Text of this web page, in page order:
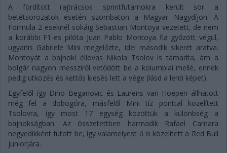
A fordított rajtrácsos sprintfutamokra került sor a
betétsorozatok esetén szombaton a Magyar Nagydíjon. A
Formula-2-eseknél sokáig Sebastian Montoya vezetett, de nem
a korábbi F1-es pilóta Juan Pablo Montoya fia győzött végül,
ugyanis Gabriele Mini megelőzte, idei második sikerét aratva.
Montoyát a bajnoki éllovas Nikola Tsolov is támadta, ám a
bolgár nagyon messziről vetődött be a kolumbiai mellé, ennek
pedig ütközés és kettős kiesés lett a vége (lásd a lenti képet).
Egyfelől így Dino Beganovic és Laurens van Hoepen állhatott
még fel a dobogóra, másfelől Mini tíz ponttal közelített
Tsolovra, így most 17 egység közöttük a különbség a
bajnokságban. Az összetettben harmadik Rafael Camara
negyedikként futott be, így valamelyest ő is közelített a Red Bull
juniorjára.